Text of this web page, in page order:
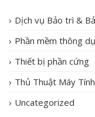
Dịch vụ Bảo trì &
Phần mềm thông
Thiết bị phần cứng
Thủ Thuật Máy Tính
Uncategorized